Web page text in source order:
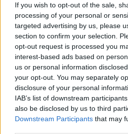
If you wish to opt-out of the sale,
processing of your personal or
targeted advertising by us, please
section to confirm your selection.
opt-out request is processed you
interest-based ads based on
us or personal information
your opt-out. You may separately
disclosure of your personal
IAB’s list of downstream
also be disclosed by us to third
Downstream Participants that may
#EXTM3U
#EXTINF:-1,Canal Series
http://62.210.245.19:8000/live/